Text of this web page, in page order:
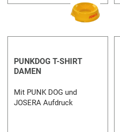
PUNKDOG T-SHIRT
DAMEN
Mit PUNK DOG und
JOSERA Aufdruck